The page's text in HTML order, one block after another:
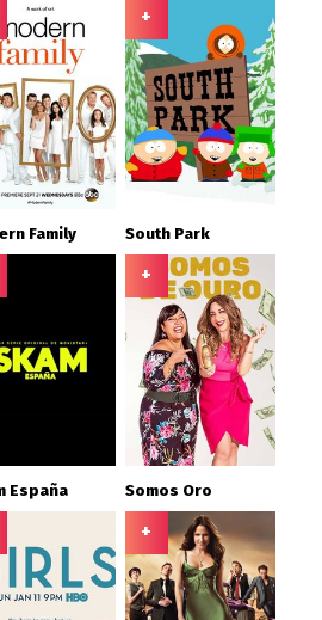
Family
+
South Park
España
+
Somos Oro
+